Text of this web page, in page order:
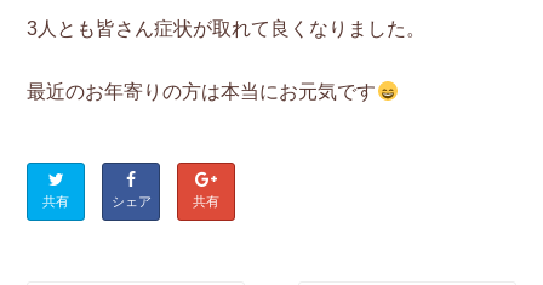
3人とも皆さん症状が取れて良くなりました。
最近のお年寄りの方は本当にお元気です
共有 シェア 共有